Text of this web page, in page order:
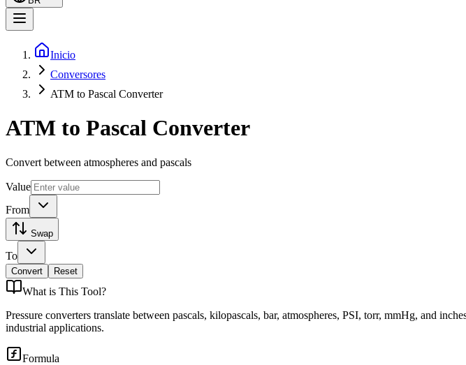
Inicio
Conversores
ATM to Pascal Converter
ATM to Pascal Converter
Convert between atmospheres and pascals
Value
From
Swap
To
Convert Reset
What is This Tool?
Pressure converters translate between pascals, kilopascals, bar, atmospheres, PSI, torr, mmHg, and
industrial applications.
Formula